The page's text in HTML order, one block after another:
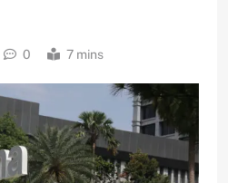
0 7 mins